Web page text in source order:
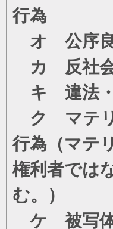
行為
オ 公序良
カ 反社会
キ 違法・
ク マテリ
行為（マテ
権利者では
む。）
ケ 被写体